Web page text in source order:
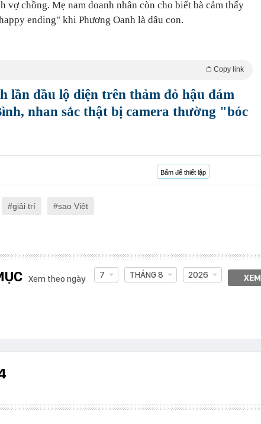
vợ chồng. Mẹ nam doanh nhân còn cho biết bà cảm thấy
ending" khi Phương Oanh là dâu con.
Copy link
lần đầu lộ diện trên thảm đỏ hậu đám
nhan sắc thật bị camera thường "bóc
Bấm để thiết lập
giải trí sao Việt
Xem theo ngày 7 THÁNG 8 2026 XEM